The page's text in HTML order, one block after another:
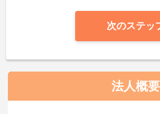
次のステッ
法人概要